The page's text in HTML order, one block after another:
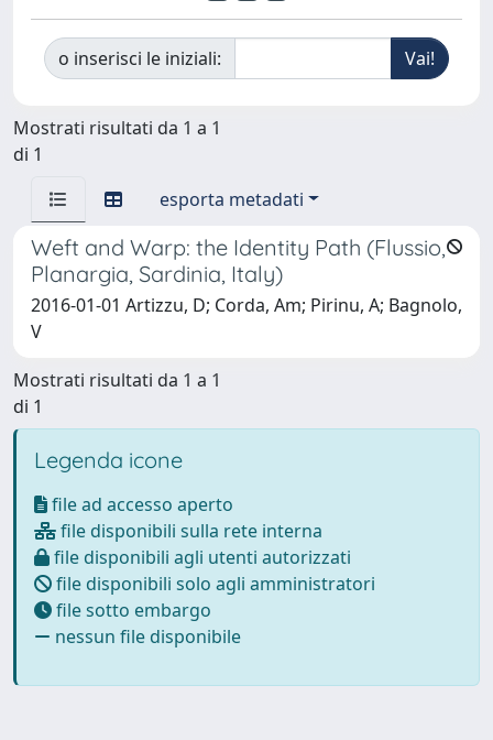
o inserisci le iniziali:
Mostrati risultati da 1 a 1
di 1
esporta metadati
Weft and Warp: the Identity Path (Flussio,
Planargia, Sardinia, Italy)
2016-01-01 Artizzu, D; Corda, Am; Pirinu, A; Bagnolo,
V
Mostrati risultati da 1 a 1
di 1
Legenda icone
file ad accesso aperto
file disponibili sulla rete interna
file disponibili agli utenti autorizzati
file disponibili solo agli amministratori
file sotto embargo
nessun file disponibile